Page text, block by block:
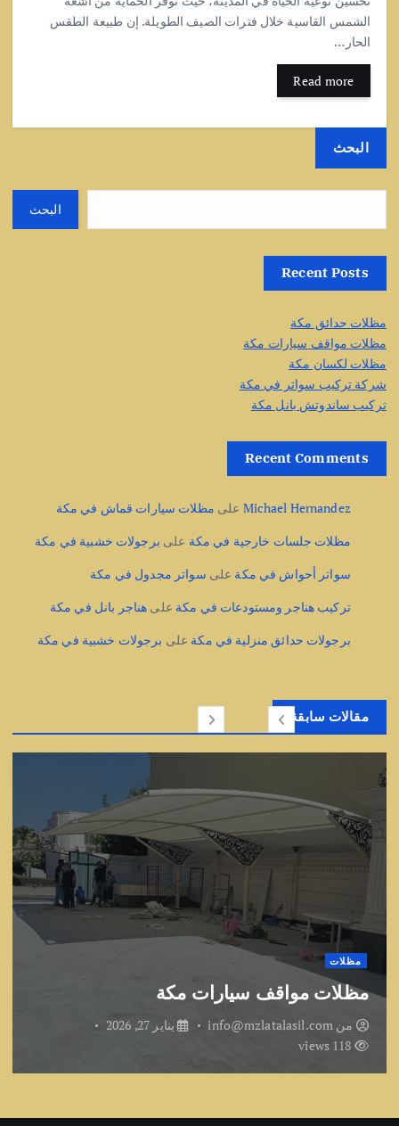
الشمس القاسية خلال فترات الصيف الطويلة. إن طبيعة الطقس
الحار…
Read more
البحث
البحث
Recent Posts
مظلات حدائق مكة
مظلات مواقف سيارات مكة
مظلات لكسان مكة
شركة تركيب سواتر في مكة
تركيب ساندوتش بانل مكة
Recent Comments
Michael Hernandez على مظلات سيارات قماش في مكة
مظلات جلسات خارجية في مكة على برجولات خشبية في مكة
سواتر أحواش في مكة على سواتر مجدول في مكة
تركيب هناجر ومستودعات في مكة على هناجر بانل في مكة
برجولات حدائق منزلية في مكة على برجولات خشبية في مكة
مقالات سابقة
مظلات
مظلات مواقف سيارات مكة
من info@mzlatalasil.com
يناير 27, 2026